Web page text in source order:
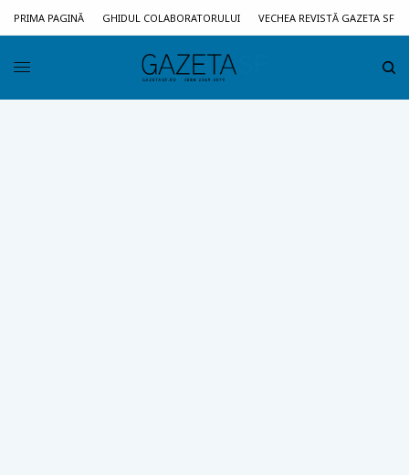
PRIMA PAGINĂ GHIDUL COLABORATORULUI VECHEA REVISTĂ GAZETA SF